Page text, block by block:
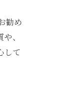
勧め
、
して